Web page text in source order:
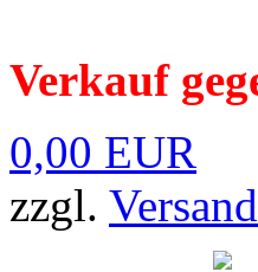
Verkauf
0,00 EUR
zzgl. Versand